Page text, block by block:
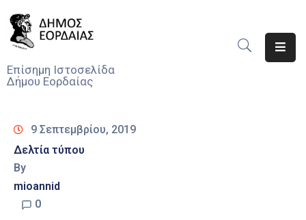
Επίσημη Ιστοσελίδα
Δήμου Εορδαίας
Νέα
Υπηρεσίες
Του
Δήμου
9 Σεπτεμβρίου, 2019
Δελτία τύπου
By
mioannid
0